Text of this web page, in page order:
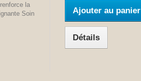
la
Soin
Ajouter au panier
Détails